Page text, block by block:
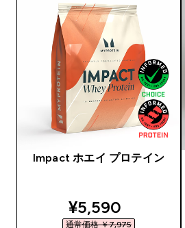
Impact ホエイ プロテイン
discounted price
¥5,590‎
通常価格 ￥7,975‎